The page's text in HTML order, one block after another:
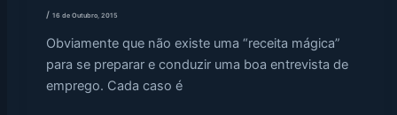
/16 de Outubro, 2015
Obviamente que não existe uma “receita mágica”
para se preparar e conduzir uma boa entrevista de
emprego. Cada caso é